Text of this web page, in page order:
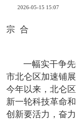
2026-05-15 15:07
宗 合
一幅实干争
市北仑区加速铺
今年以来，北仑
新一轮科技革命
创新要活力，奋